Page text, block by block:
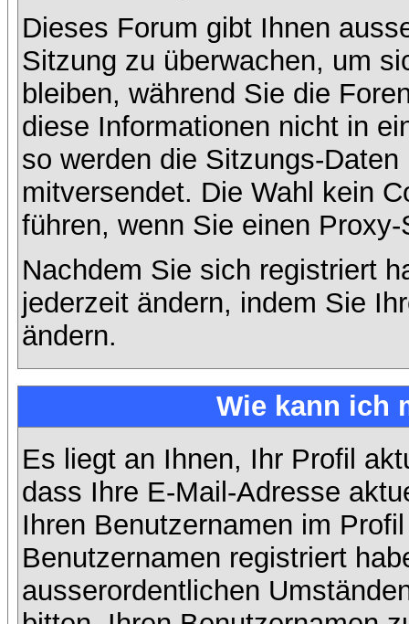
Dieses Forum gibt Ihnen
Sitzung zu überwachen, um
bleiben, während Sie die
diese Informationen nicht in
so werden die Sitzungs-
mitversendet. Die Wahl kein
führen, wenn Sie einen
Nachdem Sie sich registriert
jederzeit ändern, indem Sie
ändern.
Wie kann ich
Es liegt an Ihnen, Ihr Profil
dass Ihre E-Mail-Adresse
Ihren Benutzernamen im
Benutzernamen registriert
ausserordentlichen